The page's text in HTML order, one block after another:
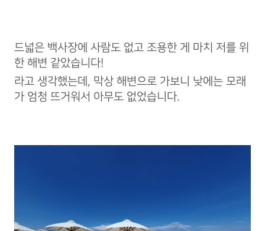
드넓은 백사장에 사람도 없고 조용한 게 마치 저를 위
한 해변 같았습니다!
라고 생각했는데, 막상 해변으로 가보니 낮에는 모래
가 엄청 뜨거워서 아무도 없었습니다.